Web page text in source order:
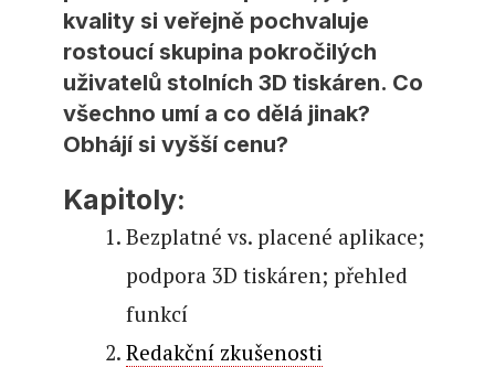
kvality si veřejně pochvaluje
rostoucí skupina pokročilých
uživatelů stolních 3D tiskáren. Co
všechno umí a co dělá jinak?
Obhájí si vyšší cenu?
Kapitoly:
Bezplatné vs. placené aplikace;
podpora 3D tiskáren; přehled
funkcí
Redakční zkušenosti